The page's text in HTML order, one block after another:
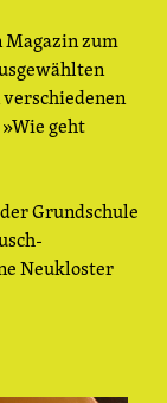
zum
geht
Grundschule
Neukloster